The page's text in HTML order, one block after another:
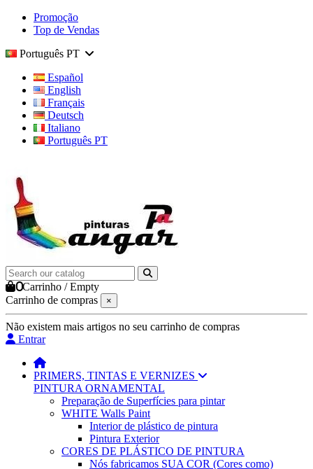
Promoção
Top de Vendas
Português PT
Español
English
Français
Deutsch
Italiano
Português PT
0Carrinho /Empty
Carrinho de compras
×
Não existem mais artigos no seu carrinho de compras
Entrar
PRIMERS, TINTAS E VERNIZES
PINTURA ORNAMENTAL
Preparação de Superfícies para pintar
WHITE Walls Paint
Interior de plástico de pintura
Pintura Exterior
CORES DE PLÁSTICO DE PINTURA
Nós fabricamos SUA COR (Cores como)